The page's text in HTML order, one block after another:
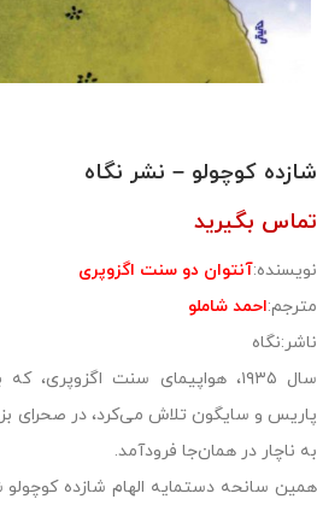
شازده کوچولو – نشر نگاه
تماس بگیرید
نویسنده:آنتوان دو سنت اگزوپرى
مترجم:احمد شاملو
ناشر:نگاه
سال ۱۹۳۵، هواپیمای سنت
پاریس و سایگون تلاش می‌کرد، در صحرای
به ناچار در همان‌جا فرودآمد.
همین سانحه دستمایه الهام شازده